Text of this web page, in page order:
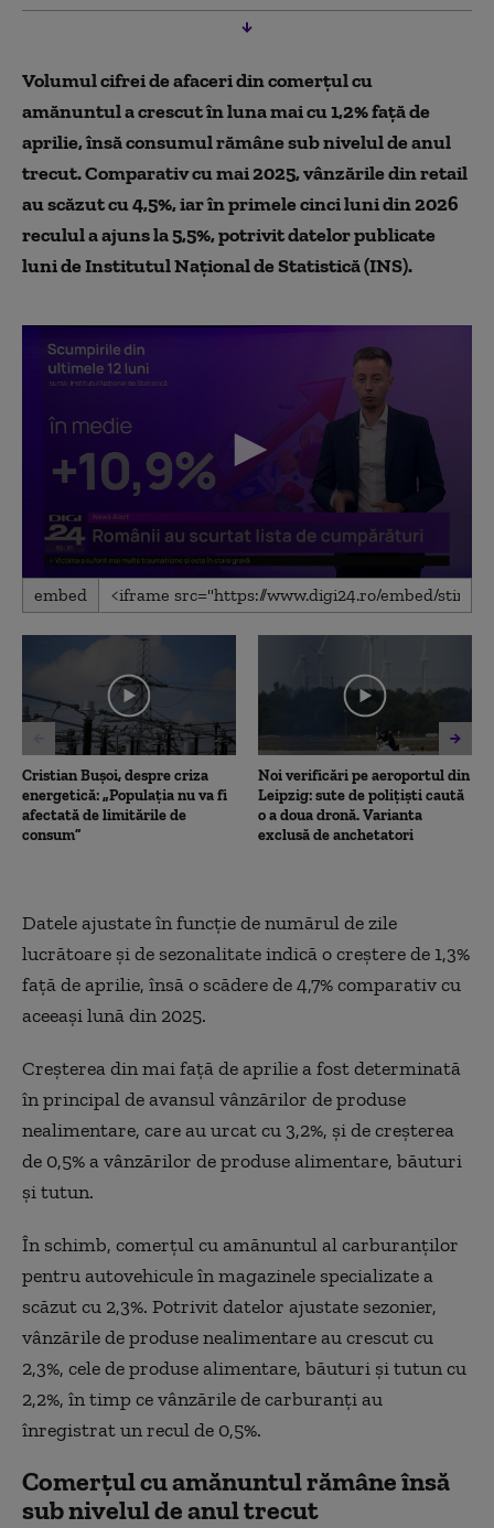
Volumul cifrei de afaceri din comerțul cu
amănuntul a crescut în luna mai cu 1,2% față de
aprilie, însă consumul rămâne sub nivelul de anul
trecut. Comparativ cu mai 2025, vânzările din retail
au scăzut cu 4,5%, iar în primele cinci luni din 2026
reculul a ajuns la 5,5%, potrivit datelor publicate
luni de Institutul Național de Statistică (INS).
0
seconds
2
minutes,
seconds
embed
Cristian Bușoi, despre criza
energetică: „Populația nu va fi
afectată de limitările de
consum”
Noi verificări pe aeroportul din
Leipzig: sute de polițiști caută
o a doua dronă. Varianta
exclusă de anchetatori
Datele ajustate în funcție de numărul de zile
lucrătoare și de sezonalitate indică o creștere de 1,3%
față de aprilie, însă o scădere de 4,7% comparativ cu
aceeași lună din 2025.
Creșterea din mai față de aprilie a fost determinată
în principal de avansul vânzărilor de produse
nealimentare, care au urcat cu 3,2%, și de creșterea
de 0,5% a vânzărilor de produse alimentare, băuturi
și tutun.
În schimb, comerțul cu amănuntul al carburanților
pentru autovehicule în magazinele specializate a
scăzut cu 2,3%. Potrivit datelor ajustate sezonier,
vânzările de produse nealimentare au crescut cu
2,3%, cele de produse alimentare, băuturi și tutun cu
2,2%, în timp ce vânzările de carburanți au
înregistrat un recul de 0,5%.
Comerțul cu amănuntul rămâne însă
sub nivelul de anul trecut